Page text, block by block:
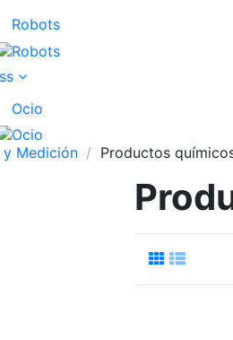
Robots
Ocio
y Medición Productos